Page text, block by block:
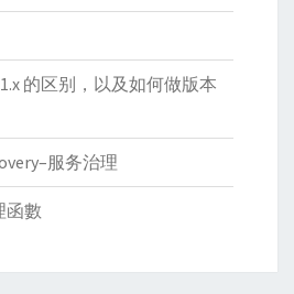
的区别，以及如何做版本
服务治理
函數